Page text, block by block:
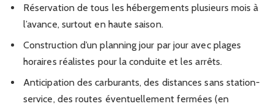
Réservation de tous les hébergements plusieurs mois à
l’avance, surtout en haute saison.
Construction d’un planning jour par jour avec plages
horaires réalistes pour la conduite et les arrêts.
Anticipation des carburants, des distances sans station-
service, des routes éventuellement fermées (en